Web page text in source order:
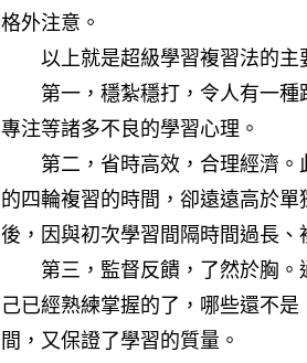
格外注意。
以上就是超級學習複習法的主
第一，穩紮穩打，令人有一種
專注等諸多不良的學習心理。
第二，省時高效，合理經濟。
的四輪複習的時間，卻遠遠高於
後，因與初次學習間隔時間過長、
第三，監督反饋，了然於胸。
己已經熟練掌握的了，哪些還不
間，又保證了學習的質量。